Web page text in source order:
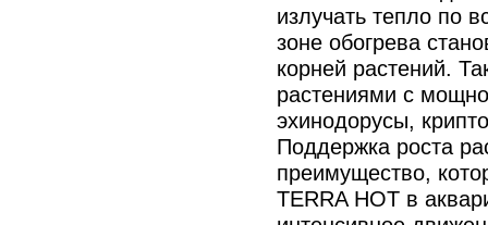
излучать тепло по
зоне обогрева
корней растений.
растениями с
эхинодорусы,
Поддержка роста
преимущество,
TERRA HOT в